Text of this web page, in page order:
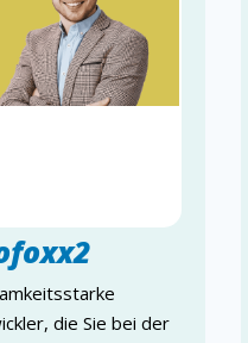
CharityFoxx
die Sie bei der